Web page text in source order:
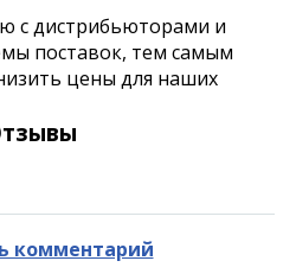
с дистрибьюторами и
поставок, тем самым
цены для наших
комментарий